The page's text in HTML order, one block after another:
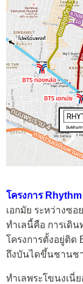
โครงการ
เอกมัย ระหว่างซ
ทำเลนี้คือ การเดิ
โครงการตั้งอยู่ติด
ถึงบันไดขึ้นชานช
ทำเลพระโขนงเนี่